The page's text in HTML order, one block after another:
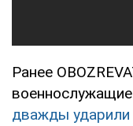
Ранее
военнослужащие
дважды ударили